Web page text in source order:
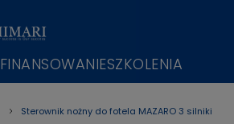
FINANSOWANIESZKOLENIA
Sterownik nożny do fotela MAZARO 3 silniki